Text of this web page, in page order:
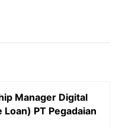
Manager Digital
PT Pegadaian